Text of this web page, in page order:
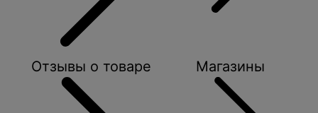
Отзывы о товаре Магазины